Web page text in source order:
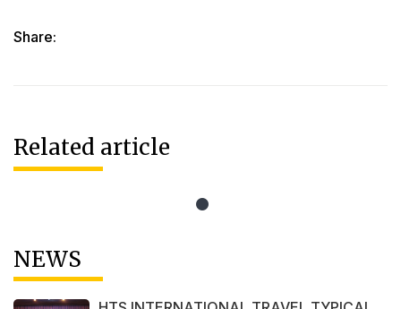
Share:
Related article
NEWS